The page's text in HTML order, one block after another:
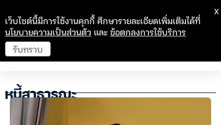
หนี้สาธารณะ
เว็บไซต์นี้มีการใช้งานคุกกี้ ศึกษารายละเอียดเพิ่มเติมได้ที่
นโยบายความเป็นส่วนตัว และข้อตกลงการใช้บริการ
รับทราบ
X